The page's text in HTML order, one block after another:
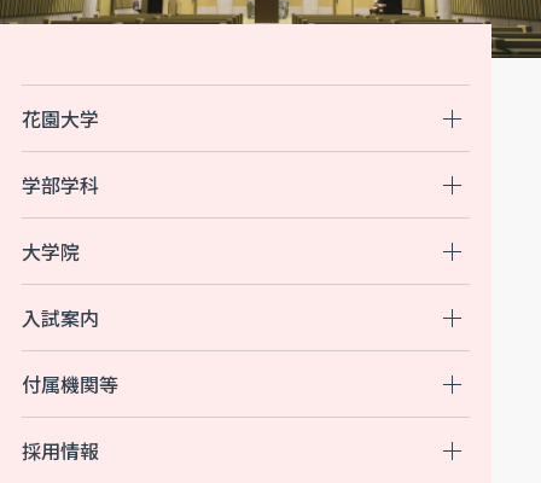
花園大学
入試案内
付属機関等
学部学科
大学院
採用情報